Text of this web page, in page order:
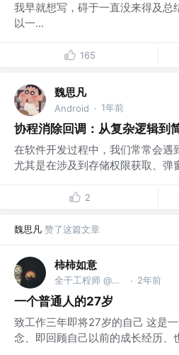
我早就想写，碍于一直没来得及总
以一...
165
魏思凡
Android · 1年前
协程消除回调：从复杂逻辑到
在软件开发过程中，我们常常会遇
尤其是在涉及到存储权限获取、弹
2
魏思凡 赞了这篇文章
柿柿如意
全干工程师 @摸鱼 · 2年前
一个普通人的27岁
致工作三年即将27岁的自己 这是
念、即回顾自己以前的成长经历、